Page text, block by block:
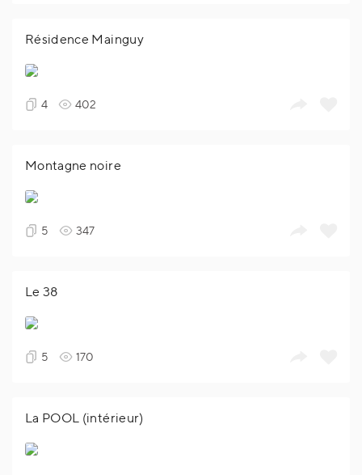
Résidence Mainguy
4 402
Montagne noire
5 347
Le 38
5 170
La POOL (intérieur)